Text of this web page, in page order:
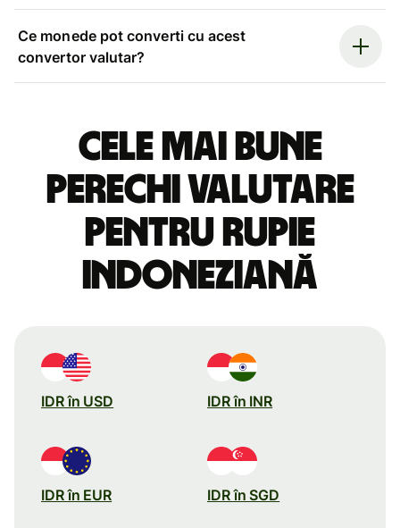
Ce monede pot converti cu acest
convertor valutar?
Cele mai bune
perechi valutare
pentru rupie
indoneziană
IDR în USD IDR în INR
IDR în EUR IDR în SGD